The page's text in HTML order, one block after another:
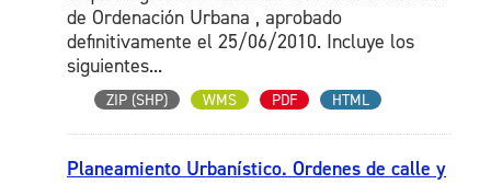
de Ordenación Urbana , aprobado
definitivamente el 25/06/2010. Incluye los
siguientes...
ZIP (SHP) WMS PDF HTML
Planeamiento Urbanístico. Ordenes de calle y